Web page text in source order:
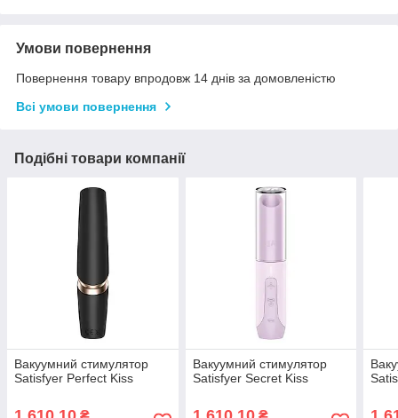
Умови повернення
Повернення товару впродовж 14 днів за домовленістю
Всі умови повернення
Подібні товари компанії
Вакуумний стимулятор
Satisfyer Perfect Kiss
Вакуумний стимулятор
Satisfyer Secret Kiss